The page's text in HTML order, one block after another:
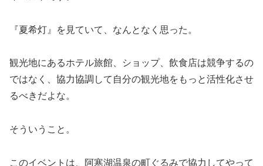
『夏希灯』を見ていて、なんとなく思った。
観光地にあるホテル旅館、ショップ、飲食店は競争するの
ではなく、協力協調して自分の観光地をもっと活性化させ
るべきだよな。
そういうこと。
このイベントは、阿寒湖温泉の町ぐるみで協力してやって